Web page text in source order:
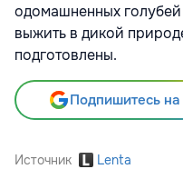
одомашненных
выжить в дикой
подготовлены.
Подпишитесь на
Источник Lenta